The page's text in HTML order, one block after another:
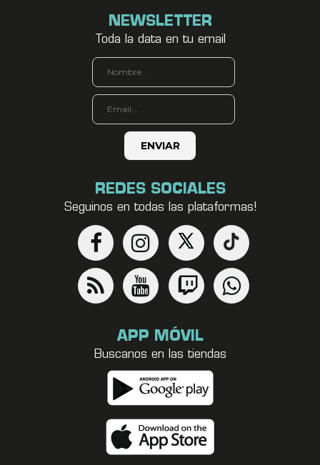
NEWSLETTER
Toda la data en tu email
REDES SOCIALES
Seguinos en todas las plataformas!
APP MÓVIL
Buscanos en las tiendas